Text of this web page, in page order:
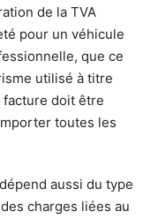
de la TVA
pour un véhicule
que ce
utilisé à titre
doit être
toutes les
aussi du type
charges liées au